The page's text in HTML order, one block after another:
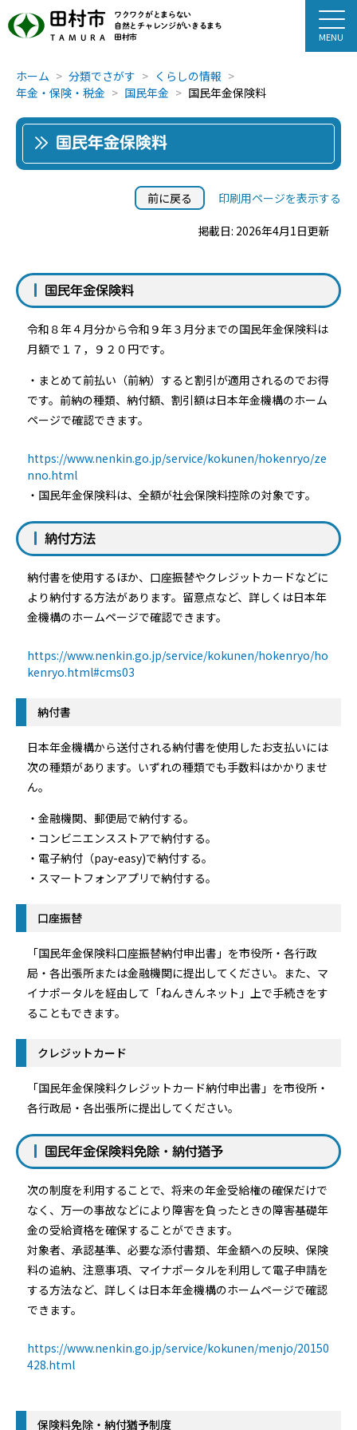
田村市
TAMURA
ワクワクがとまらない
自然とチャレンジがいきるまち
田村市
ホーム 分類でさがす
くらしの情報
年金・保険・税金
国民年金 国民年金保険料
国民年金保険料
前に戻る 印刷用ページを表示する
掲載日: 2026年4月1日更新
国民年金保険料
令和８年４月分から令和９年３月分までの国民年金保険料は
月額で１７，９２０円です。
・まとめて前払い（前納）すると割引が適用されるのでお得
です。前納の種類、納付額、割引額は日本年金機構のホーム
ページで確認できます。
https://www.nenkin.go.jp/service/kokunen/hokenryo/ze
nno.html
・国民年金保険料は、全額が社会保険料控除の対象です。
納付方法
納付書を使用するほか、口座振替やクレジットカードなどに
より納付する方法があります。留意点など、詳しくは日本年
金機構のホームページで確認できます。
https://www.nenkin.go.jp/service/kokunen/hokenryo/ho
kenryo.html#cms03
納付書
日本年金機構から送付される納付書を使用したお支払いには
次の種類があります。いずれの種類でも手数料はかかりませ
ん。
・金融機関、郵便局で納付する。
・コンビニエンスストアで納付する。
・電子納付（pay-easy)で納付する。
・スマートフォンアプリで納付する。
口座振替
「国民年金保険料口座振替納付申出書」を市役所・各行政
局・各出張所または金融機関に提出してください。また、マ
イナポータルを経由して「ねんきんネット」上で手続きをす
ることもできます。
クレジットカード
「国民年金保険料クレジットカード納付申出書」を市役所・
各行政局・各出張所に提出してください。
国民年金保険料免除・納付猶予
次の制度を利用することで、将来の年金受給権の確保だけで
なく、万一の事故などにより障害を負ったときの障害基礎年
金の受給資格を確保することができます。
対象者、承認基準、必要な添付書類、年金額への反映、保険
料の追納、注意事項、マイナポータルを利用して電子申請を
する方法など、詳しくは日本年金機構のホームページで確認
できます。
https://www.nenkin.go.jp/service/kokunen/menjo/20150
428.html
保険料免除・納付猶予制度